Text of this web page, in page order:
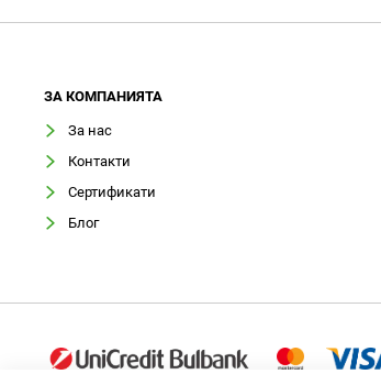
ЗA КОМПАНИЯТА
За нас
Контакти
Сертификати
Блог